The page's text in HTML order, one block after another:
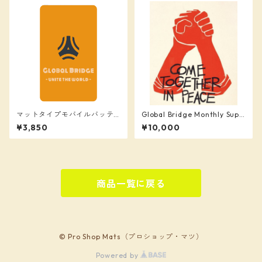
マットタイプモバイルバッテ
リー (4000mAh)
¥3,850
Global Bridge Monthly Supp
orter (¥10,000)
¥10,000
商品一覧に戻る
© Pro Shop Mats（プロショップ・マツ）
Powered by